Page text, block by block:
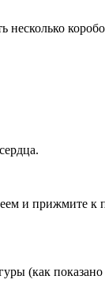
и прижмите к
(как